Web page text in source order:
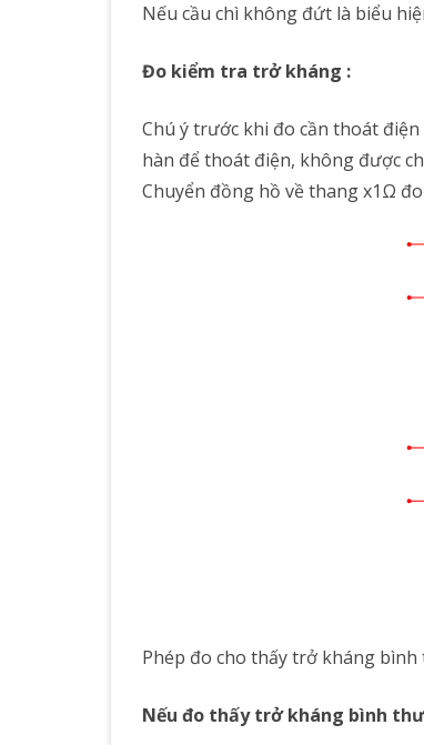
Nếu cầu chì không đứt là biểu
Đo kiểm tra trở kháng :
Chú ý trước khi đo cần thoát
hàn để thoát điện, không được
Chuyển đồng hồ về thang x1Ω
Phép đo cho thấy trở kháng
Nếu đo thấy trở kháng bình